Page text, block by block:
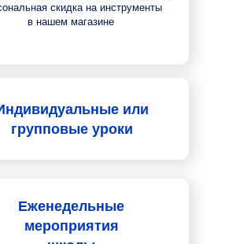
Еженедельные
мероприятия
скидка на инструменты
в нашем магазине
или
групповые уроки